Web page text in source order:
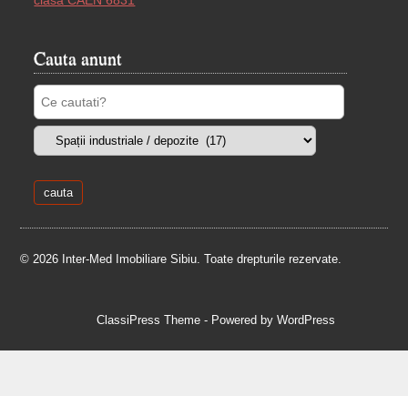
Cauta anunt
© 2026 Inter-Med Imobiliare Sibiu. Toate drepturile rezervate.
ClassiPress Theme- Powered by WordPress